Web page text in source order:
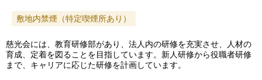
敷地内禁煙（特定喫煙所あり）
慈光会には、教育研修部があり、法人内の研修を充実させ、人材の
育成、定着を図ることを目指しています。新人研修から役職者研修
まで、キャリアに応じた研修を計画しています。